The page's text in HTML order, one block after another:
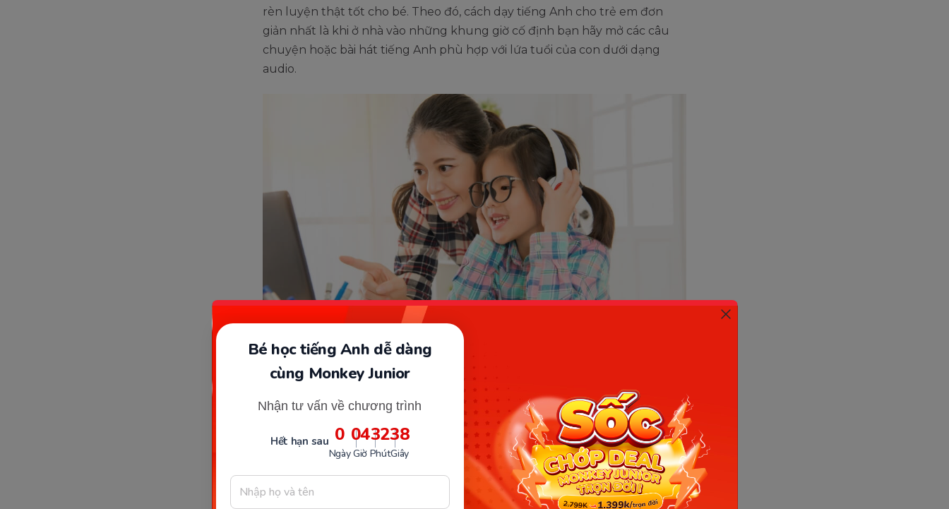
Bé học tiếng Anh dễ dàng
cùng Monkey Junior
Nhận tư vấn về chương trình
Hết hạn sau 0
Ngày
04
Giờ
32
Phút
37
Giây
rèn luyện thật tốt cho bé. Theo đó, cách dạy tiếng Anh cho trẻ em đơn
giản nhất là khi ở nhà vào những khung giờ cố định bạn hãy mở các câu
chuyện hoặc bài hát tiếng Anh phù hợp với lứa tuổi của con dưới dạng
audio.
Tạo môi trường nghe tiếng Anh tốt để bé rèn luyện. (Ảnh: Sưu tầm Internet)
Đây được xem là một trong những cách dạy tiếng Anh cho bé từ 1 tuổi, 2
tuổi hay cả 3 tuổi được các giáo viên khuyên dùng. Bố mẹ nên để con
nghe nhiều lần trong ngày và mỗi lần chỉ khoảng 30 phút.
Khi bé lớn hơn, bạn có thể giảm tần suất và tăng cường độ cũng như thời